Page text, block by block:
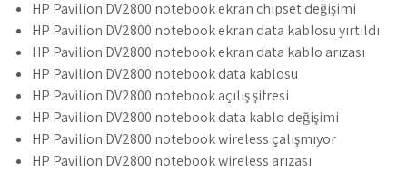
HP Pavilion DV2800 notebook ekran chipset değişimi
HP Pavilion DV2800 notebook ekran data kablosu yırtıldı
HP Pavilion DV2800 notebook ekran data kablo arızası
HP Pavilion DV2800 notebook data kablosu
HP Pavilion DV2800 notebook açılış şifresi
HP Pavilion DV2800 notebook data kablo değişimi
HP Pavilion DV2800 notebook wireless çalışmıyor
HP Pavilion DV2800 notebook wireless arızası